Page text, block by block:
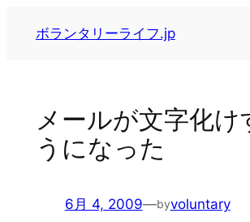
ボランタリーライフ.jp
メールが文字化け
うになった
6月 4, 2009—byvoluntary